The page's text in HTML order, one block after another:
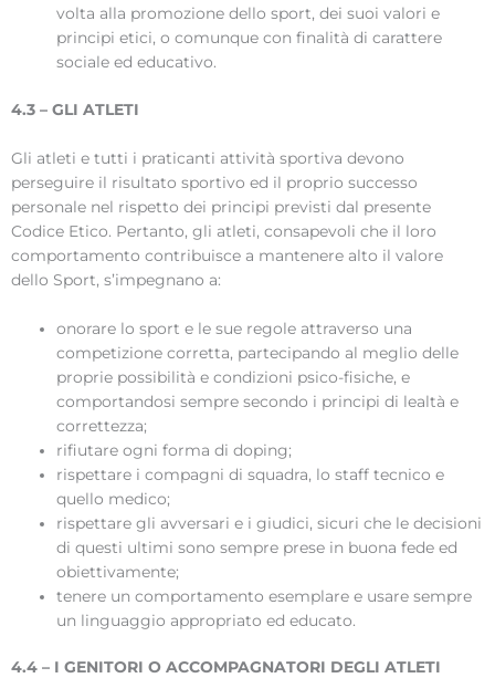
volta alla promozione dello sport, dei suoi valori e
principi etici, o comunque con finalità di carattere
sociale ed educativo.
4.3 – GLI ATLETI
Gli atleti e tutti i praticanti attività sportiva devono
perseguire il risultato sportivo ed il proprio successo
personale nel rispetto dei principi previsti dal presente
Codice Etico. Pertanto, gli atleti, consapevoli che il loro
comportamento contribuisce a mantenere alto il valore
dello Sport, s’impegnano a:
onorare lo sport e le sue regole attraverso una
competizione corretta, partecipando al meglio delle
proprie possibilità e condizioni psico-fisiche, e
comportandosi sempre secondo i principi di lealtà e
correttezza;
rifiutare ogni forma di doping;
rispettare i compagni di squadra, lo staff tecnico e
quello medico;
rispettare gli avversari e i giudici, sicuri che le decisioni
di questi ultimi sono sempre prese in buona fede ed
obiettivamente;
tenere un comportamento esemplare e usare sempre
un linguaggio appropriato ed educato.
4.4 – I GENITORI O ACCOMPAGNATORI DEGLI ATLETI